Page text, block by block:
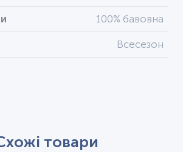
100% бавовна
Всесезон
товари